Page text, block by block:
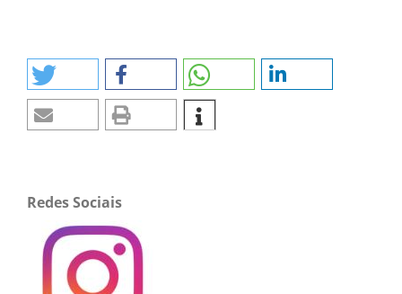
Redes Sociais